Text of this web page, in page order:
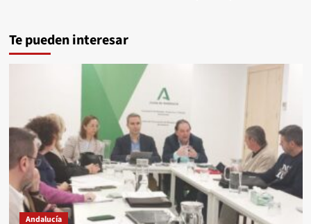
Te pueden interesar
Andalucía